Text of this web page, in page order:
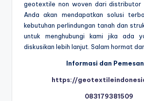
geotextile non woven dari distributor
Anda akan mendapatkan solusi
kebutuhan perlindungan tanah dan
untuk menghubungi kami jika ada
diskusikan lebih lanjut. Salam hormat
Informasi dan
https://
083179381509